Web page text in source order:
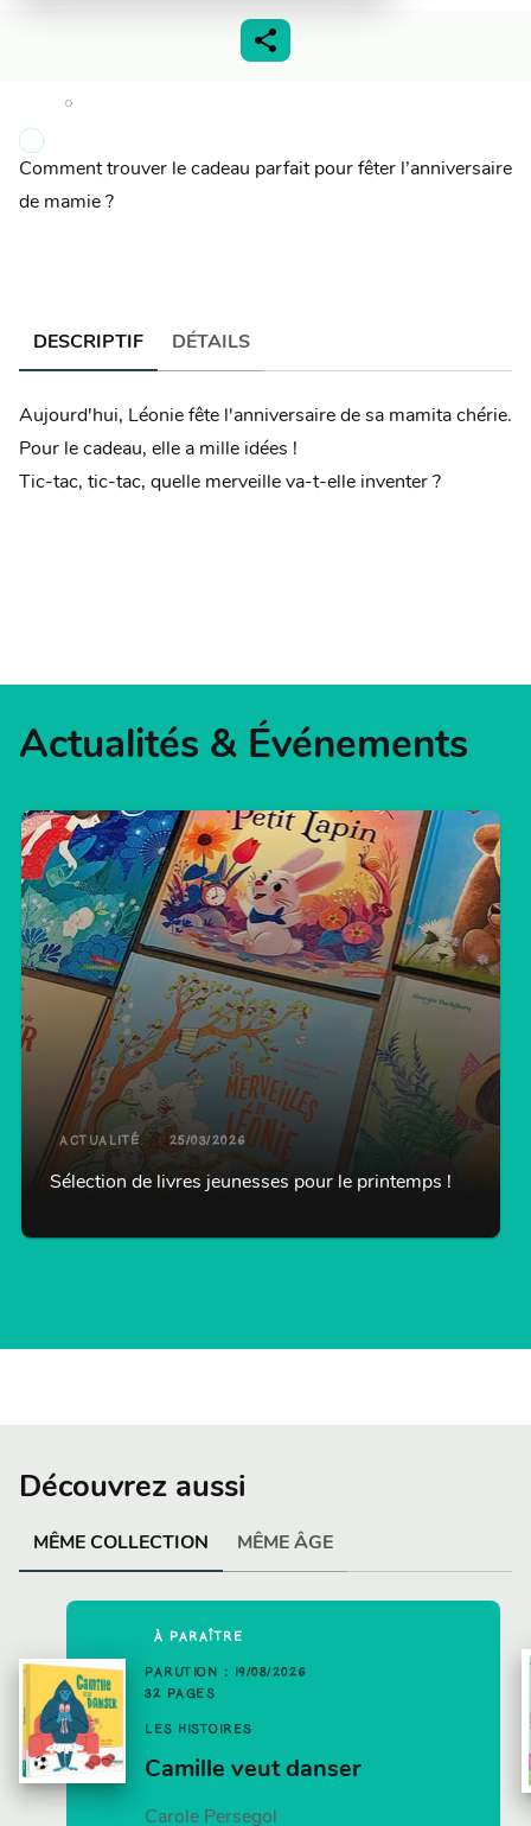
Comment trouver le cadeau parfait pour fêter l’anniversaire
de mamie ?
DESCRIPTIF DÉTAILS
Aujourd'hui, Léonie fête l'anniversaire de sa mamita chérie.
Pour le cadeau, elle a mille idées !
Tic-tac, tic-tac, quelle merveille va-t-elle inventer ?
Actualités & Événements
ACTUALITÉ 25/03/2026
Sélection de livres jeunesses pour le printemps !
Découvrez aussi
MÊME COLLECTION MÊME ÂGE
À PARAÎTRE
PARUTION : 19/08/2026
32 PAGES
LES HISTOIRES
Camille veut danser
Carole Persegol